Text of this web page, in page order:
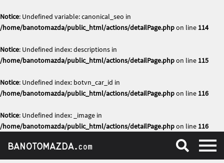
Notice: Undefined variable: canonical_seo in
/home/banotomazda/public_html/actions/detailPage.phpon line 114
Notice: Undefined index: descriptions in
/home/banotomazda/public_html/actions/detailPage.phpon line 115
Notice: Undefined index: botvn_car_id in
/home/banotomazda/public_html/actions/detailPage.phpon line 116
Notice: Undefined index: _image in
/home/banotomazda/public_html/actions/detailPage.phpon line 116